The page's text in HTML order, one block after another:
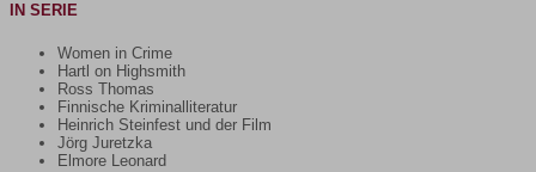
IN SERIE
Women in Crime
Hartl on Highsmith
Ross Thomas
Finnische Kriminalliteratur
Heinrich Steinfest und der Film
Jörg Juretzka
Elmore Leonard